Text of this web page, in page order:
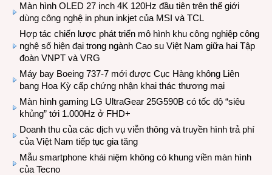
Màn hình OLED 27 inch 4K 120Hz đầu tiên trên thế giới
dùng công nghệ in phun inkjet của MSI và TCL
Hợp tác chiến lược phát triển mô hình khu công nghiệp công
nghệ số hiện đại trong ngành Cao su Việt Nam giữa hai Tập
đoàn VNPT và VRG
Máy bay Boeing 737-7 mới được Cục Hàng không Liên
bang Hoa Kỳ cấp chứng nhận khai thác thương mại
Màn hình gaming LG UltraGear 25G590B có tốc độ “siêu
khủng” tới 1.000Hz ở FHD+
Doanh thu của các dịch vụ viễn thông và truyền hình trả phí
của Việt Nam tiếp tục gia tăng
Mẫu smartphone khái niệm không có khung viền màn hình
của Tecno